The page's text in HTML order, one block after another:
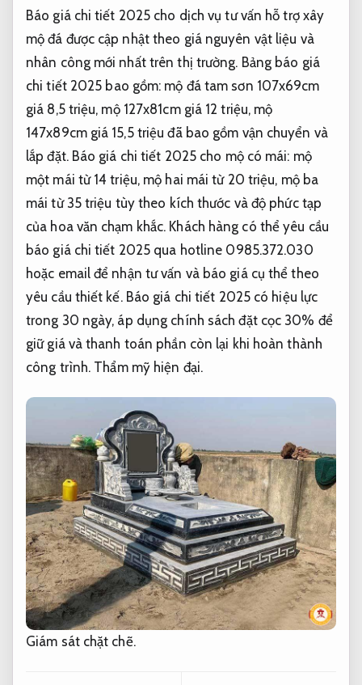
Báo giá chi tiết 2025 cho dịch vụ tư vấn hỗ trợ xây
mộ đá được cập nhật theo giá nguyên vật liệu và
nhân công mới nhất trên thị trường. Bảng báo giá
chi tiết 2025 bao gồm: mộ đá tam sơn 107x69cm
giá 8,5 triệu, mộ 127x81cm giá 12 triệu, mộ
147x89cm giá 15,5 triệu đã bao gồm vận chuyển và
lắp đặt. Báo giá chi tiết 2025 cho mộ có mái: mộ
một mái từ 14 triệu, mộ hai mái từ 20 triệu, mộ ba
mái từ 35 triệu tùy theo kích thước và độ phức tạp
của hoa văn chạm khắc. Khách hàng có thể yêu cầu
báo giá chi tiết 2025 qua hotline 0985.372.030
hoặc email để nhận tư vấn và báo giá cụ thể theo
yêu cầu thiết kế. Báo giá chi tiết 2025 có hiệu lực
trong 30 ngày, áp dụng chính sách đặt cọc 30% để
giữ giá và thanh toán phần còn lại khi hoàn thành
công trình. Thẩm mỹ hiện đại.
Giám sát chặt chẽ.